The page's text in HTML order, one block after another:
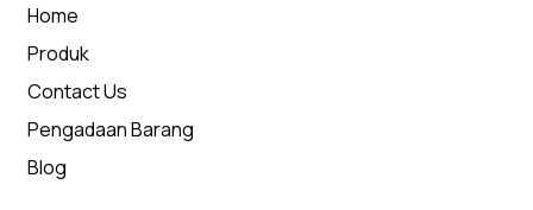
Home
Produk
Contact Us
Pengadaan Barang
Blog